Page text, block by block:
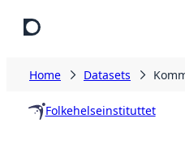
Home Datasets
Folkehelseinstituttet